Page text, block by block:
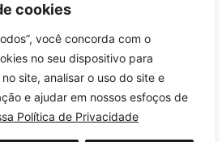
cookies
você concorda com o
no seu dispositivo para
site, analisar o uso do site e
e ajudar em nossos esfoços de
Política de Privacidade